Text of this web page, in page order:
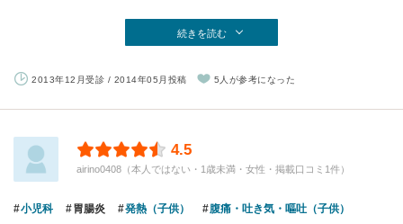
続きを読む
2013年12月受診 / 2014年05月投稿 5人が参考になった
4.5
airino0408（本人ではない・1歳未満・女性・掲載口コミ1件）
小児科 胃腸炎 発熱（子供） 腹痛・吐き気・嘔吐（子供）